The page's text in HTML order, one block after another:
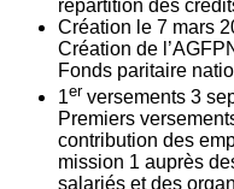
répartition des
Création le 7 mars
Création de
Fonds paritaire
1er versements 3
Premiers
contribution des
mission 1 auprès
salariés et des